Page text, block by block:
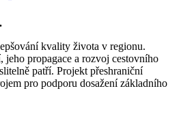
kvality života v regionu.
propagace a rozvoj cestovního
patří. Projekt přeshraniční
pro podporu dosažení základního